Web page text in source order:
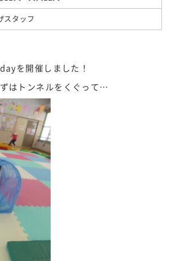
スタッフ
を開催しました！
はトンネルをくぐって…